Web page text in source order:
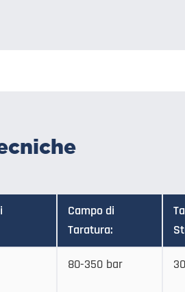
Campo di
Taratura:
80-350 bar